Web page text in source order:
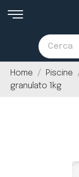
Home Piscine
granulato 1kg